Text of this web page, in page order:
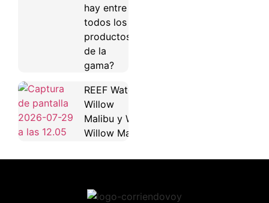
hay entre
todos los
productos
de la
gama?
REEF Water
Willow
Malibu y Water
Willow Maya